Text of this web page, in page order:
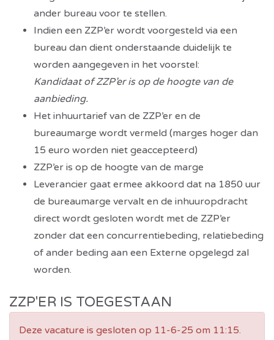
ander bureau voor te stellen.
Indien een ZZP’er wordt voorgesteld via een
bureau dan dient onderstaande duidelijk te
worden aangegeven in het voorstel:
Kandidaat of ZZP’er is op de hoogte van de
aanbieding.
Het inhuurtarief van de ZZP’er en de
bureaumarge wordt vermeld (marges hoger dan
15 euro worden niet geaccepteerd)
ZZP’er is op de hoogte van de marge
Leverancier gaat ermee akkoord dat na 1850 uur
de bureaumarge vervalt en de inhuuropdracht
direct wordt gesloten wordt met de ZZP’er
zonder dat een concurrentiebeding, relatiebeding
of ander beding aan een Externe opgelegd zal
worden.
ZZP'ER IS TOEGESTAAN
Deze vacature is gesloten op 11-6-25 om 11:15.